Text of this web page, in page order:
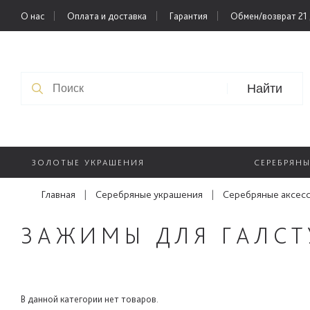
О нас Оплата и доставка Гарантия Обмен/возврат 21
Найти
ЗОЛОТЫЕ УКРАШЕНИЯ
Главная | Серебряные украшения | Серебряные
ЗАЖИМЫ ДЛЯ
В данной категории нет товаров.